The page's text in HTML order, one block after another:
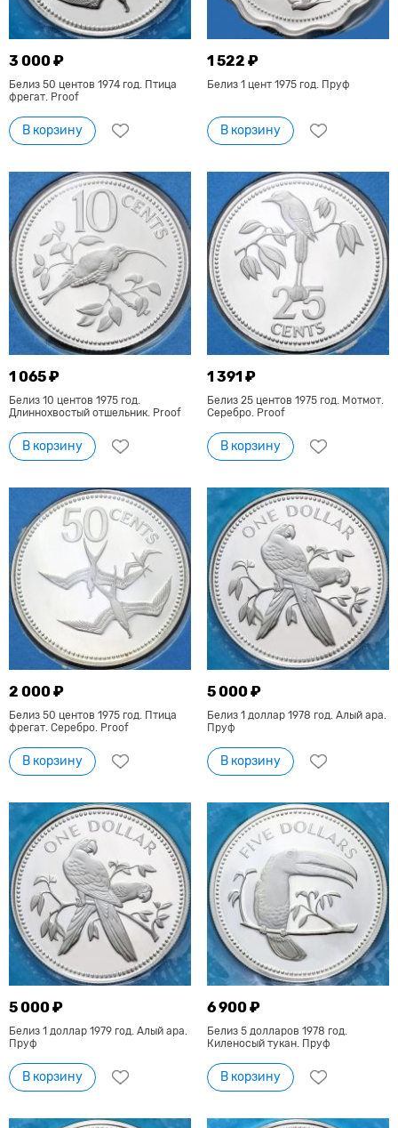
3 000 ₽
Белиз 50 центов 1974 год. Птица
фрегат. Proof
В корзину
1 522 ₽
Белиз 1 цент 1975 год. Пруф
В корзину
1 065 ₽
Белиз 10 центов 1975 год.
Длиннохвостый отшельник. Proof
В корзину
1 391 ₽
Белиз 25 центов 1975 год. Мотмот.
Серебро. Proof
В корзину
2 000 ₽
Белиз 50 центов 1975 год. Птица
фрегат. Серебро. Proof
В корзину
5 000 ₽
Белиз 1 доллар 1978 год. Алый ара.
Пруф
В корзину
5 000 ₽
Белиз 1 доллар 1979 год. Алый ара.
Пруф
В корзину
6 900 ₽
Белиз 5 долларов 1978 год.
Киленосый тукан. Пруф
В корзину